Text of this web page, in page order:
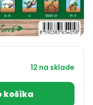
12 na sklade
košíka